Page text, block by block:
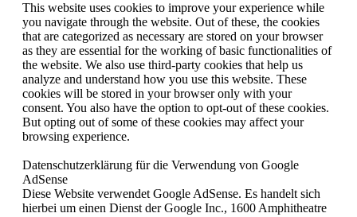
This website uses cookies to improve your experience while
you navigate through the website. Out of these, the cookies
that are categorized as necessary are stored on your browser
as they are essential for the working of basic functionalities of
the website. We also use third-party cookies that help us
analyze and understand how you use this website. These
cookies will be stored in your browser only with your
consent. You also have the option to opt-out of these cookies.
But opting out of some of these cookies may affect your
browsing experience.
Datenschutzerklärung für die Verwendung von Google
AdSense
Diese Website verwendet Google AdSense. Es handelt sich
hierbei um einen Dienst der Google Inc., 1600 Amphitheatre